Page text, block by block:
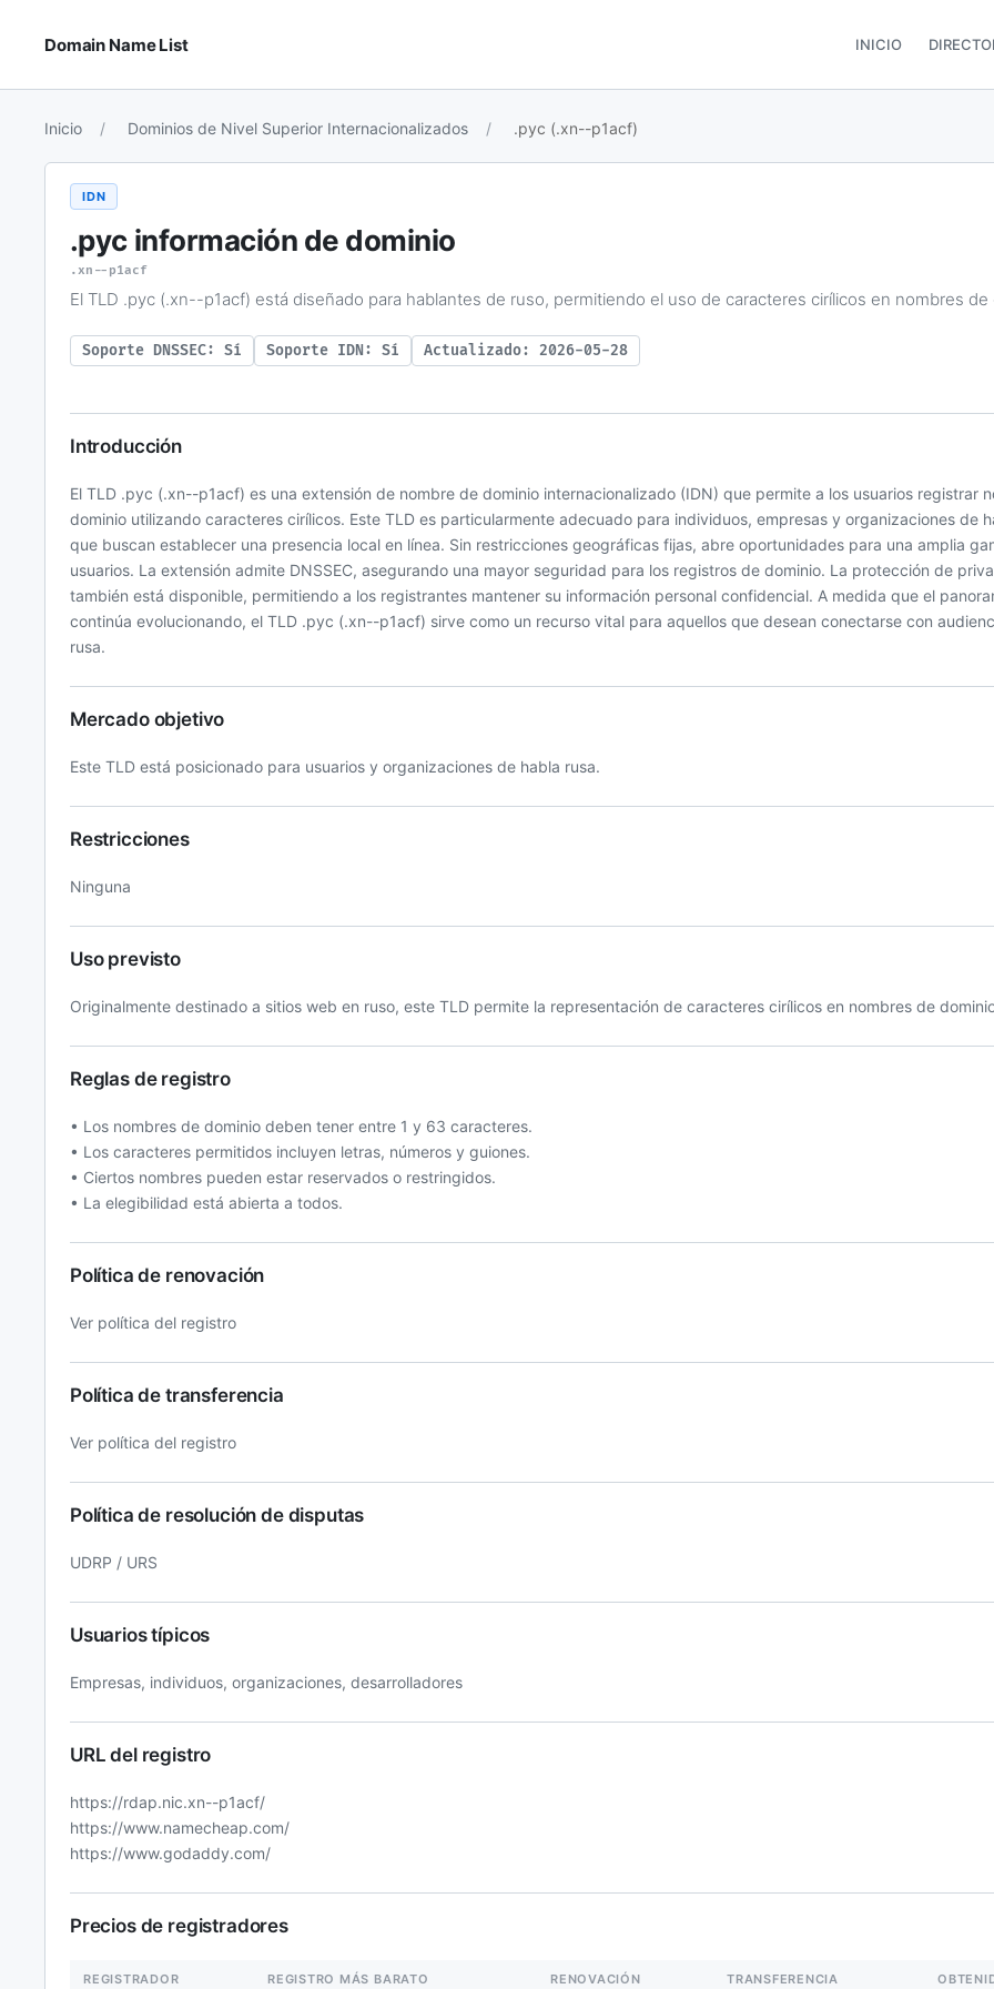
Domain Name List INICIO
Inicio Dominios de Nivel Superior Internacionalizados .рус (.xn--p1acf)
IDN
.рус información de dominio
.xn--p1acf
El TLD .рус (.xn--p1acf) está diseñado para hablantes de ruso, permitiendo el uso de caracteres cirílicos en nombres de
Soporte DNSSEC: Sí Soporte IDN: Sí Actualizado: 2026-05-28
Introducción
El TLD .рус (.xn--p1acf) es una extensión de nombre de dominio internacionalizado (IDN) que permite a los usuarios registrar
dominio utilizando caracteres cirílicos. Este TLD es particularmente adecuado para individuos, empresas y organizaciones de
que buscan establecer una presencia local en línea. Sin restricciones geográficas fijas, abre oportunidades para una amplia
usuarios. La extensión admite DNSSEC, asegurando una mayor seguridad para los registros de dominio. La protección de
también está disponible, permitiendo a los registrantes mantener su información personal confidencial. A medida que el
continúa evolucionando, el TLD .рус (.xn--p1acf) sirve como un recurso vital para aquellos que desean conectarse con
rusa.
Mercado objetivo
Este TLD está posicionado para usuarios y organizaciones de habla rusa.
Restricciones
Ninguna
Uso previsto
Originalmente destinado a sitios web en ruso, este TLD permite la representación de caracteres cirílicos en nombres de
Reglas de registro
• Los nombres de dominio deben tener entre 1 y 63 caracteres.
• Los caracteres permitidos incluyen letras, números y guiones.
• Ciertos nombres pueden estar reservados o restringidos.
• La elegibilidad está abierta a todos.
Política de renovación
Ver política del registro
Política de transferencia
Ver política del registro
Política de resolución de disputas
UDRP / URS
Usuarios típicos
Empresas, individuos, organizaciones, desarrolladores
URL del registro
https://rdap.nic.xn--p1acf/
https://www.namecheap.com/
https://www.godaddy.com/
Precios de registradores
REGISTRADOR REGISTRO MÁS BARATO RENOVACIÓN TRANSFERENCIA